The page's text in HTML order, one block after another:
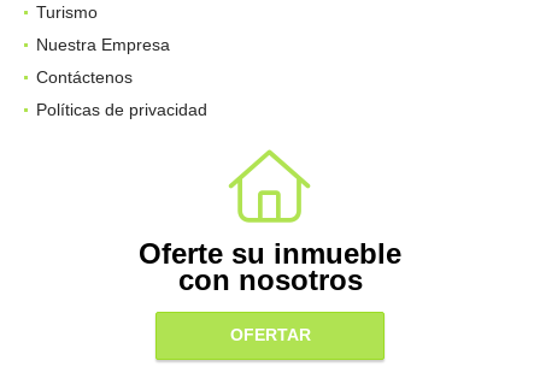
Turismo
Nuestra Empresa
Contáctenos
Políticas de privacidad
Oferte su inmueble
con nosotros
OFERTAR